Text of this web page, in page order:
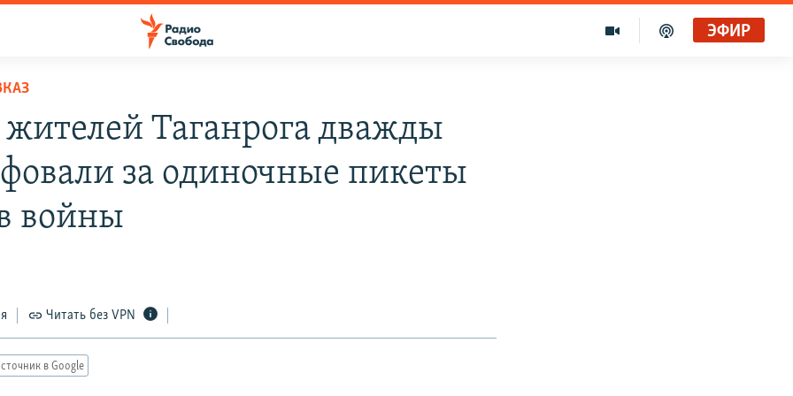
ЭФИР
Таганрога дважды
за одиночные пикеты
войны
Читать без VPN
в Google